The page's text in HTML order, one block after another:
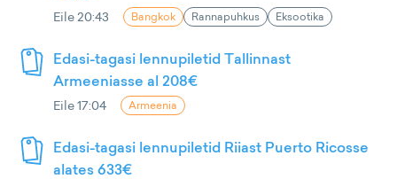
Eile 20:43 Bangkok Rannapuhkus Eksootika
Edasi-tagasi lennupiletid Tallinnast
Armeeniasse al 208€
Eile 17:04 Armeenia
Edasi-tagasi lennupiletid Riiast Puerto Ricosse
alates 633€